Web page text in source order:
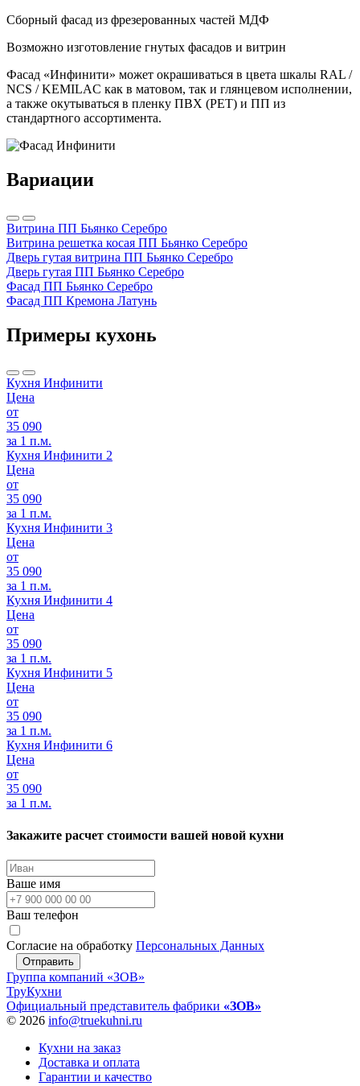
Сборный фасад из фрезерованных частей МДФ
Возможно изготовление гнутых фасадов и витрин
Фасад «Инфинити» может окрашиваться в цвета шкалы RAL /
NCS / KEMILAC как в матовом, так и глянцевом исполнении,
а также окутываться в пленку ПВХ (PET) и ПП из
стандартного ассортимента.
Вариации
Витрина ПП Бьянко Серебро
Витрина решетка косая ПП Бьянко Серебро
Дверь гутая витрина ПП Бьянко Серебро
Дверь гутая ПП Бьянко Серебро
Фасад ПП Бьянко Серебро
Фасад ПП Кремона Латунь
Примеры кухонь
Кухня Инфинити
Цена
от
35 090
за 1 п.м.
Кухня Инфинити 2
Цена
от
35 090
за 1 п.м.
Кухня Инфинити 3
Цена
от
35 090
за 1 п.м.
Кухня Инфинити 4
Цена
от
35 090
за 1 п.м.
Кухня Инфинити 5
Цена
от
35 090
за 1 п.м.
Кухня Инфинити 6
Цена
от
35 090
за 1 п.м.
Закажите расчет стоимости вашей новой кухни
Ваше имя
Ваш телефон
Согласие на обработку Персональных Данных
Отправить
Группа компаний «ЗОВ»
ТруКухни
Официальный представитель фабрики «ЗОВ»
© 2026 info@truekuhni.ru
Кухни на заказ
Доставка и оплата
Гарантии и качество